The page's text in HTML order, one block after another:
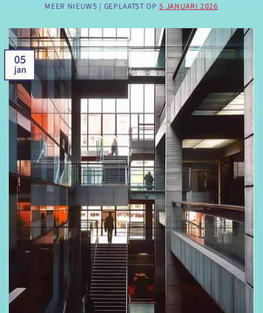
MEER NIEUWS | GEPLAATST OP5 JANUARI 2026
05
jan